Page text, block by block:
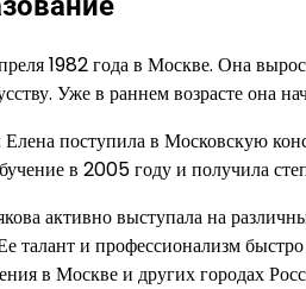
1982 года в Москве. Она
Уже в раннем возрасте она
поступила в Московскую
в 2005 году и получила
активно выступала на
талант и профессионализм
в Москве и других городах